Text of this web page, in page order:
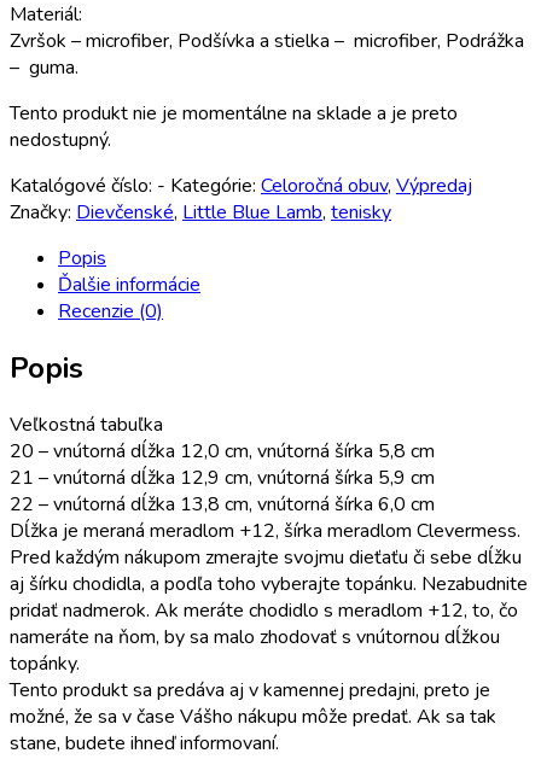
Materiál:
Zvršok – microfiber, Podšívka a stielka – microfiber, Podrážka
– guma.
Tento produkt nie je momentálne na sklade a je preto
nedostupný.
Katalógové číslo: - Kategórie: Celoročná obuv, Výpredaj
Značky: Dievčenské, Little Blue Lamb, tenisky
Popis
Ďalšie informácie
Recenzie (0)
Popis
Veľkostná tabuľka
20 – vnútorná dĺžka 12,0 cm, vnútorná šírka 5,8 cm
21 – vnútorná dĺžka 12,9 cm, vnútorná šírka 5,9 cm
22 – vnútorná dĺžka 13,8 cm, vnútorná šírka 6,0 cm
Dĺžka je meraná meradlom +12, šírka meradlom Clevermess.
Pred každým nákupom zmerajte svojmu dieťaťu či sebe dĺžku
aj šírku chodidla, a podľa toho vyberajte topánku. Nezabudnite
pridať nadmerok. Ak meráte chodidlo s meradlom +12, to, čo
nameráte na ňom, by sa malo zhodovať s vnútornou dĺžkou
topánky.
Tento produkt sa predáva aj v kamennej predajni, preto je
možné, že sa v čase Vášho nákupu môže predať. Ak sa tak
stane, budete ihneď informovaní.